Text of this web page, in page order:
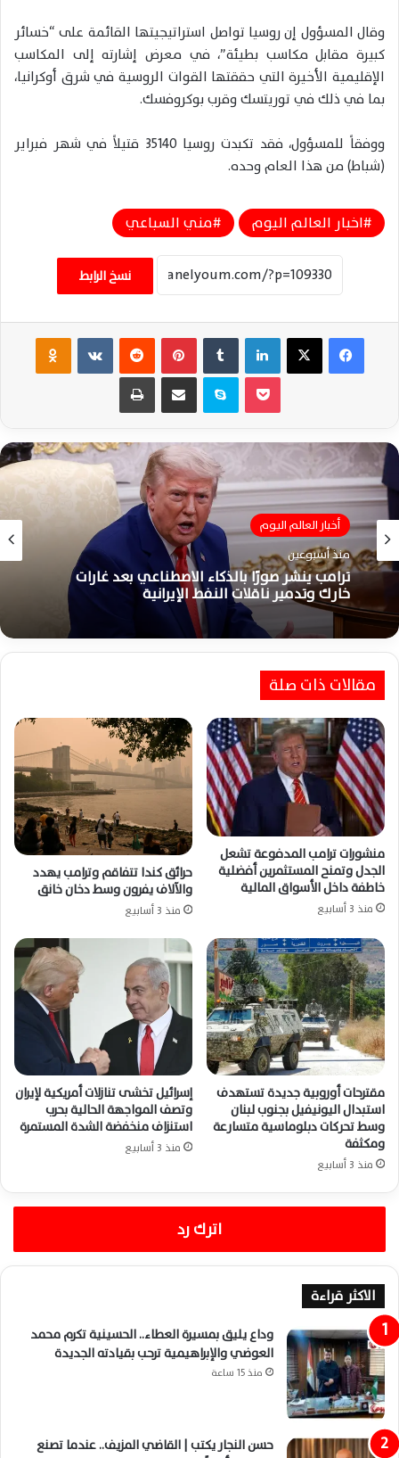
وقال المسؤول إن روسيا تواصل استراتيجيتها القائمة على “خسائر
كبيرة مقابل مكاسب بطيئة”، في معرض إشارته إلى المكاسب
الإقليمية الأخيرة التي حققتها القوات الروسية في شرق أوكرانيا،
بما في ذلك في توريتسك وقرب بوكروفسك.
ووفقاً للمسؤول، فقد تكبدت روسيا 35140 قتيلاً في شهر فبراير
(شباط) من هذا العام وحده.
اخبار العالم اليوم مني السباعي
نسخ الرابط
فيسبوك ‫X لينكدإن بينتيريست ‏VKontakte
سكايب مشاركة عبر البريد طباعة
أخبار العالم اليوم
منذ أسبوعين
ترامب ينشر صورًا بالذكاء الاصطناعي بعد غارات
خارك وتدمير ناقلات النفط الإيرانية
مقالات ذات صلة
منشورات ترامب المدفوعة تشعل
الجدل وتمنح المستثمرين أفضلية
خاطفة داخل الأسواق المالية
منذ 3 أسابيع
حرائق كندا تتفاقم وترامب يهدد
والآلاف يفرون وسط دخان خانق
منذ 3 أسابيع
مقترحات أوروبية جديدة تستهدف
استبدال اليونيفيل بجنوب لبنان
وسط تحركات دبلوماسية متسارعة
ومكثفة
منذ 3 أسابيع
إسرائيل تخشى تنازلات أمريكية لإيران
وتصف المواجهة الحالية بحرب
استنزاف منخفضة الشدة المستمرة
منذ 3 أسابيع
اترك رد
الاكثر قراءة
وداع يليق بمسيرة العطاء.. الحسينية تكرم محمد
العوضي والإبراهيمية ترحب بقيادته الجديدة
منذ 15 ساعة
حسن النجار يكتب | القاضي المزيف.. عندما تصنع